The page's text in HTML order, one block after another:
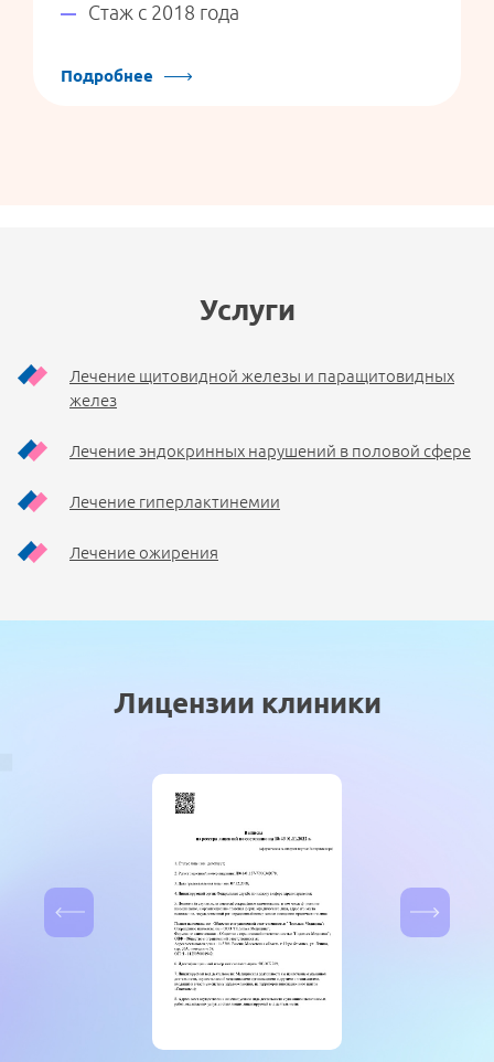
Стаж с 2018 года
Подробнее
Услуги
Лечение щитовидной железы и паращитовидных
желез
Лечение эндокринных нарушений в половой сфере
Лечение гиперлактинемии
Лечение ожирения
Лицензии клиники